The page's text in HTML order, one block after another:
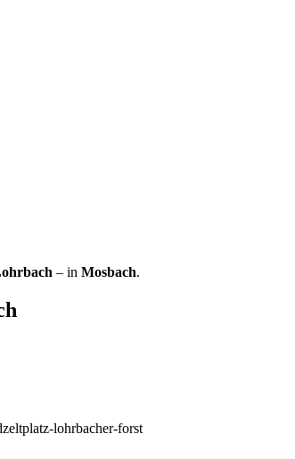
– in Mosbach.
lohrbacher-forst